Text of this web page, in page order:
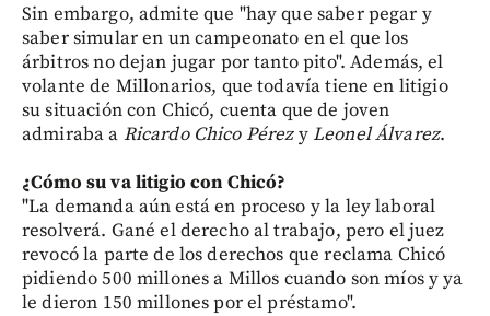
Sin embargo, admite que "hay que saber pegar y
saber simular en un campeonato en el que los
árbitros no dejan jugar por tanto pito". Además, el
volante de Millonarios, que todavía tiene en litigio
su situación con Chicó, cuenta que de joven
admiraba a Ricardo Chico PérezyLeonel Álvarez.
¿Cómo su va litigio con Chicó?
"La demanda aún está en proceso y la ley laboral
resolverá. Gané el derecho al trabajo, pero el juez
revocó la parte de los derechos que reclama Chicó
pidiendo 500 millones a Millos cuando son míos y ya
le dieron 150 millones por el préstamo".